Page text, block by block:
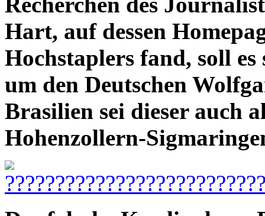
Hart, auf dessen
Hochstaplers fand, soll
um den Deutschen
Brasilien sei dieser auch
Hohenzollern-